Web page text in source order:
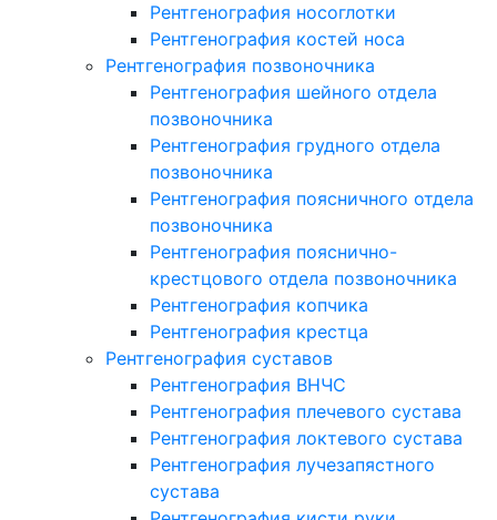
Рентгенография носоглотки
Рентгенография костей носа
Рентгенография позвоночника
Рентгенография шейного отдела
позвоночника
Рентгенография грудного отдела
позвоночника
Рентгенография поясничного отдела
позвоночника
Рентгенография пояснично-
крестцового отдела позвоночника
Рентгенография копчика
Рентгенография крестца
Рентгенография суставов
Рентгенография ВНЧС
Рентгенография плечевого сустава
Рентгенография локтевого сустава
Рентгенография лучезапястного
сустава